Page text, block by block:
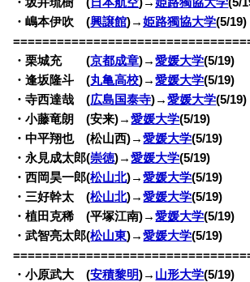
・嶋本伊吹 (興譲館)→姫路獨協大学(5/19)
・栗城充 (京都成章)→愛媛大学(5/19)
・逢坂隆斗 (丸亀高校)→愛媛大学(5/19)
・寺西達哉 (広島国泰寺)→愛媛大学(5/19)
・小藤竜朗 (安来)→愛媛大学(5/19)
・中平翔也 (松山西)→愛媛大学(5/19)
・永見成太郎(崇徳)→愛媛大学(5/19)
・西岡昊一郎(松山北)→愛媛大学(5/19)
・三好幹太 (松山北)→愛媛大学(5/19)
・植田克稀 (平塚江南)→愛媛大学(5/19)
・武智亮太郎(松山東)→愛媛大学(5/19)
・小原武大 (安積黎明)→ 山形大学(5/19)